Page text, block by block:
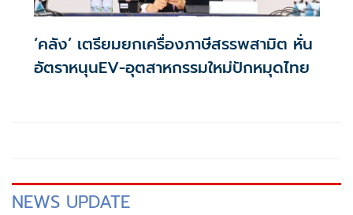
‘คลัง’ เตรียมยกเครื่องภาษีสรรพสามิต หั่น
อัตราหนุนEV-อุตสาหกรรมใหม่ปักหมุดไทย
NEWS UPDATE